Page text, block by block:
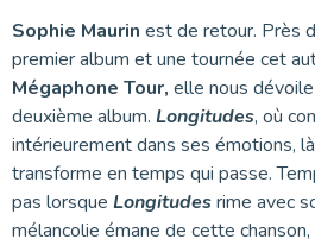
Sophie Maurin est de retour. Près
premier album et une tournée cet
Mégaphone Tour, elle nous
deuxième album. Longitudes, où
intérieurement dans ses émotions,
transforme en temps qui passe.
pas lorsque Longitudesrime avec
mélancolie émane de cette